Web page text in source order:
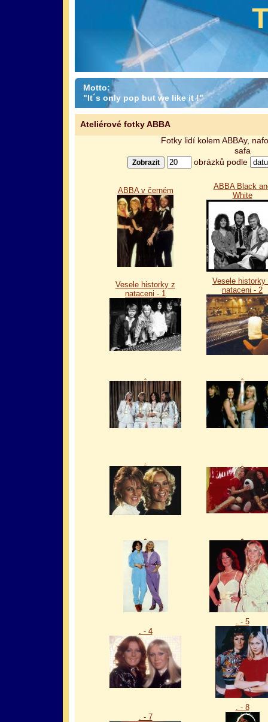
Motto:
"It´s only pop but we like it !"
Ateliérové fotky ABBA
Fotky lidí kolem ABBAy,
safa
obrázků podle
ABBA v černém
ABBA Black
White
Vesele historky z
nataceni - 1
Vesele historky
nataceni - 2
. - 4
. - 5
. - 7
. - 8